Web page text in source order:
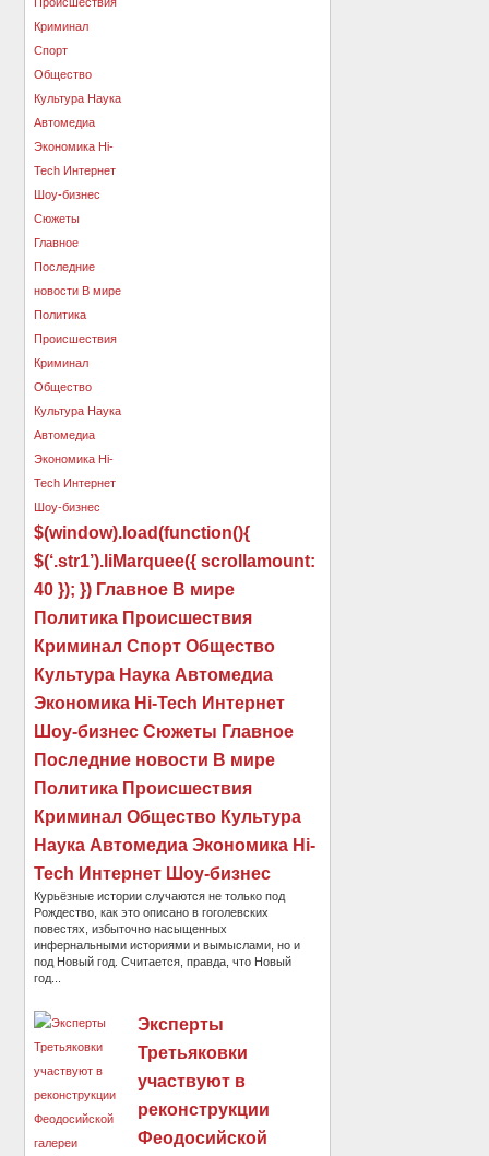
$(window).load(function(){
$(‘.str1’).liMarquee({ scrollamount:
40 }); }) Главное В мире
Политика Происшествия
Криминал Спорт Общество
Культура Наука Автомедиа
Экономика Hi-Tech Интернет
Шоу-бизнес Сюжеты Главное
Последние новости В мире
Политика Происшествия
Криминал Общество Культура
Наука Автомедиа Экономика Hi-
Tech Интернет Шоу-бизнес
Курьёзные истории случаются не только под
Рождество, как это описано в гоголевских
повестях, избыточно насыщенных
инфернальными историями и вымыслами, но и
под Новый год. Считается, правда, что Новый
год...
Эксперты
Третьяковки
участвуют в
реконструкции
Феодосийской